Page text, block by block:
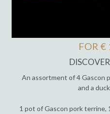
FOR €
An assortment of 4 Gascon
and a
1 pot of Gascon pork